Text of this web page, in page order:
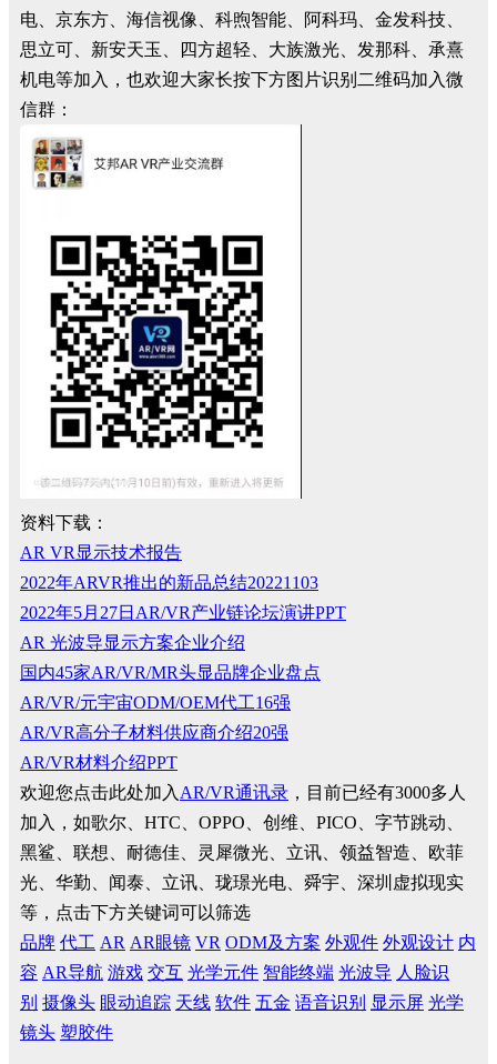
电、京东方、海信视像、科煦智能、阿科玛、金发科技、
思立可、新安天玉、四方超轻、大族激光、发那科、承熹
机电等加入，也欢迎大家长按下方图片识别二维码加入微
信群：
资料下载：
AR VR显示技术报告
2022年ARVR推出的新品总结20221103
2022年5月27日AR/VR产业链论坛演讲PPT
AR 光波导显示方案企业介绍
国内45家AR/VR/MR头显品牌企业盘点
AR/VR/元宇宙ODM/OEM代工16强
AR/VR高分子材料供应商介绍20强
AR/VR材料介绍PPT
欢迎您点击此处加入 AR/VR通讯录 ，目前已经有3000多人
加入，如歌尔、HTC、OPPO、创维、PICO、字节跳动、
黑鲨、联想、耐德佳、灵犀微光、立讯、领益智造、欧菲
光、华勤、闻泰、立讯、珑璟光电、舜宇、深圳虚拟现实
等，点击下方关键词可以筛选
品牌 代工 AR AR眼镜 VR ODM及方案 外观件 外观设计 内
容 AR导航 游戏 交互 光学元件 智能终端 光波导 人脸识
别 摄像头 眼动追踪 天线 软件 五金 语音识别 显示屏 光学
镜头 塑胶件